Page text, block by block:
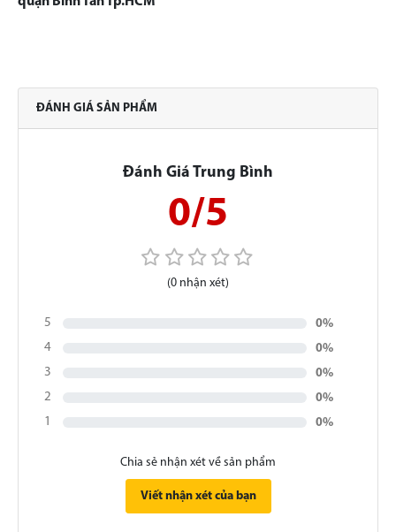
ĐÁNH GIÁ SẢN PHẨM
Đánh Giá Trung Bình
0/5
(0 nhận xét)
5
0%
4
0%
3
0%
2
0%
1
0%
Chia sẻ nhận xét về sản phẩm
Viết nhận xét của bạn